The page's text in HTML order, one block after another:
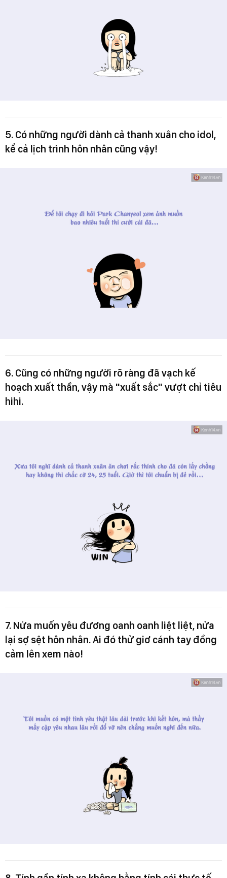
5. Có những người dành cả thanh xuân cho idol,
kể cả lịch trình hôn nhân cũng vậy!
6. Cũng có những người rõ ràng đã vạch kế
hoạch xuất thần, vậy mà "xuất sắc" vượt chỉ tiêu
hihi.
7. Nửa muốn yêu đương oanh oanh liệt liệt, nửa
lại sợ sệt hôn nhân. Ai đó thử giơ cánh tay đồng
cảm lên xem nào!